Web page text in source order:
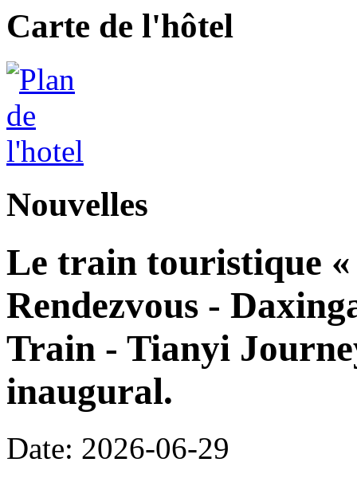
Carte de l'hôtel
Nouvelles
Le train touristique
Rendezvous -
Train - Tianyi
inaugural.
Date: 2026-06-29